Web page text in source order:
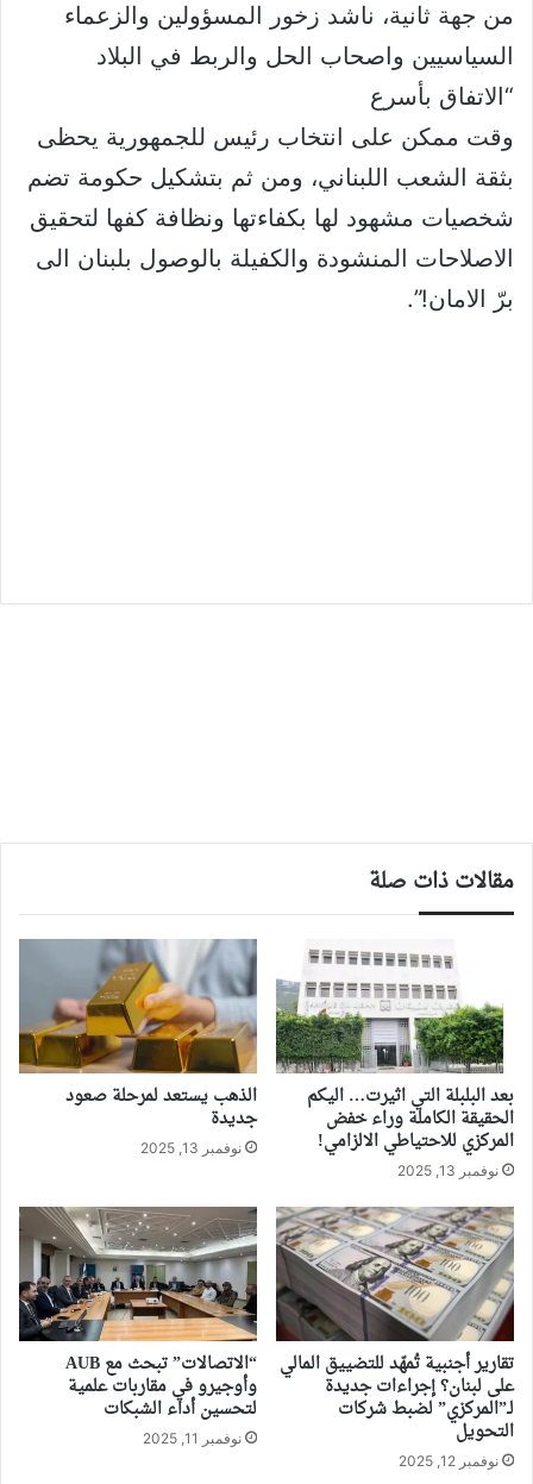
من جهة ثانية، ناشد زخور المسؤولين والزعماء
السياسيين واصحاب الحل والربط في البلاد
“الاتفاق بأسرع
وقت ممكن على انتخاب رئيس للجمهورية يحظى
بثقة الشعب اللبناني، ومن ثم بتشكيل حكومة تضم
شخصيات مشهود لها بكفاءتها ونظافة كفها لتحقيق
الاصلاحات المنشودة والكفيلة بالوصول بلبنان الى
برّ الامان!”.
مقالات ذات صلة
بعد البلبلة التي اثيرت… اليكم
الحقيقة الكاملة وراء خفض
المركزي للاحتياطي الالزامي!
نوفمبر 13, 2025
الذهب يستعد لمرحلة صعود
جديدة
نوفمبر 13, 2025
تقارير أجنبية تُمهّد للتضييق المالي
على لبنان؟ إجراءات جديدة
لـ”المركزي” لضبط شركات
التحويل
نوفمبر 12, 2025
“الاتصالات” تبحث مع AUB
وأوجيرو في مقاربات علمية
لتحسين أداء الشبكات
نوفمبر 11, 2025